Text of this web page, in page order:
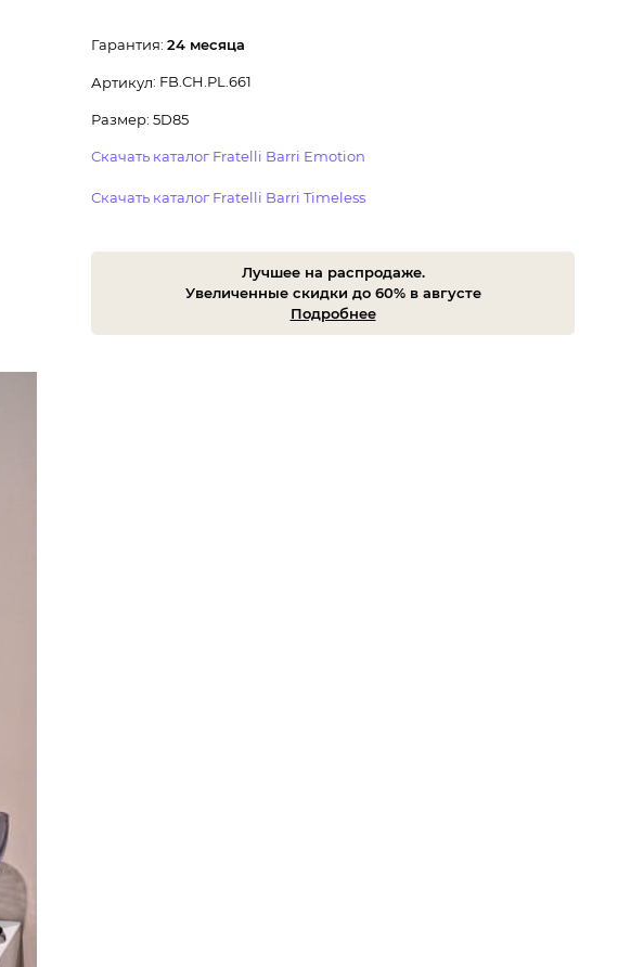
Гарантия: 24 месяца
Артикул: FB.CH.PL.661
Размер: 5D85
Скачать каталог Fratelli Barri Emotion
Скачать каталог Fratelli Barri Timeless
Лучшее на распродаже.
Увеличенные скидки до 60% в августе
Подробнее